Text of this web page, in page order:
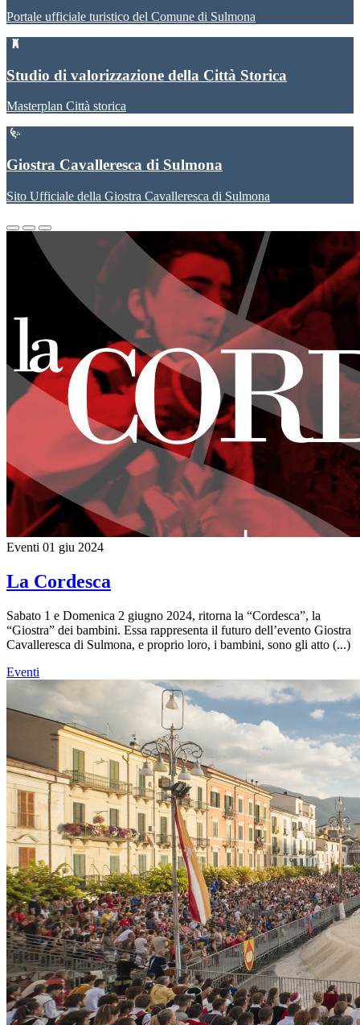
Portale ufficiale turistico del Comune di Sulmona
Studio di valorizzazione della Città Storica
Masterplan Città storica
Giostra Cavalleresca di Sulmona
Sito Ufficiale della Giostra Cavalleresca di Sulmona
Eventi 01 giu 2024
La Cordesca
Sabato 1 e Domenica 2 giugno 2024, ritorna la “Cordesca”, la
“Giostra” dei bambini. Essa rappresenta il futuro dell’evento Giostra
Cavalleresca di Sulmona, e proprio loro, i bambini, sono gli atto (...)
Eventi